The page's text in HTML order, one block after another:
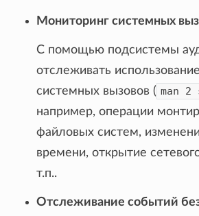
Мониторинг системных
С помощью подсистемы
отслеживать
системных вызовов ( man 2
например, операции
файловых систем,
времени, открытие
т.п..
Отслеживание событий